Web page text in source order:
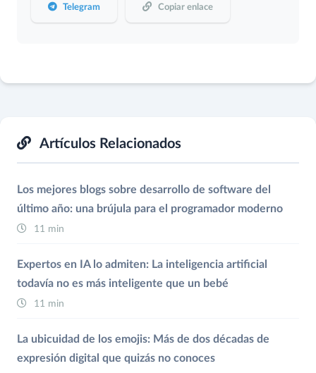
Telegram Copiar enlace
Artículos Relacionados
Los mejores blogs sobre desarrollo de software del
último año: una brújula para el programador moderno
11 min
Expertos en IA lo admiten: La inteligencia artificial
todavía no es más inteligente que un bebé
11 min
La ubicuidad de los emojis: Más de dos décadas de
expresión digital que quizás no conoces